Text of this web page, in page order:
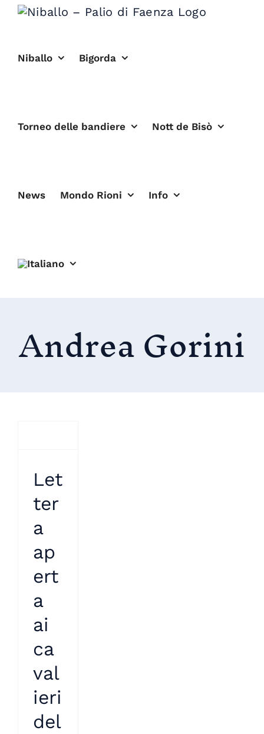
Salta
Niballo Bigorda
Torneo delle bandiere Nott de Bisò
News Mondo Rioni Info
Andrea Gorini
Let
ter
a
ap
ert
a
ai
ca
val
ieri
del